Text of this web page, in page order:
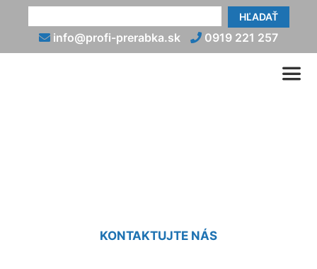
HĽADAŤ
info@profi-prerabka.sk 0919 221 257
KONTAKTUJTE NÁS